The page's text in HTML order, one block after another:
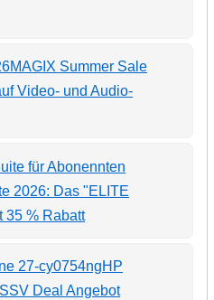
MAGIX Summer Sale
Video- und Audio-
2026: Das "ELITE
35 % Rabatt
HP
Deal Angebot